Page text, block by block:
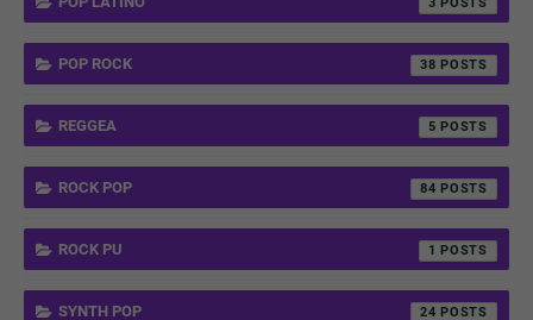
POP ROCK 38
REGGEA 5
ROCK POP 84
ROCK PU 1
SYNTH POP 24